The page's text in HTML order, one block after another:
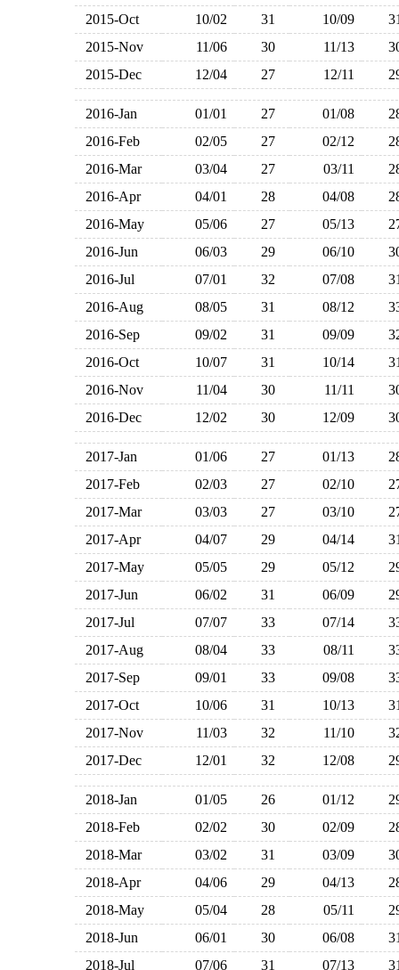
2015-Oct
10/02 31 10/09
2015-Nov
11/06 30 11/13
2015-Dec
12/04 27 12/11
2016-Jan 01/01 27 01/08
2016-Feb
02/05 27 02/12
2016-Mar
03/04 27 03/11
2016-Apr
04/01 28 04/08
2016-May
05/06 27 05/13
2016-Jun
06/03 29 06/10
2016-Jul
07/01 32 07/08
2016-Aug
08/05 31 08/12
2016-Sep
09/02 31 09/09
2016-Oct
10/07 31 10/14
2016-Nov
11/04 30 11/11
2016-Dec
12/02 30 12/09
2017-Jan 01/06 27 01/13
2017-Feb
02/03 27 02/10
2017-Mar
03/03 27 03/10
2017-Apr
04/07 29 04/14
2017-May
05/05 29 05/12
2017-Jun
06/02 31 06/09
2017-Jul
07/07 33 07/14
2017-Aug
08/04 33 08/11
2017-Sep
09/01 33 09/08
2017-Oct
10/06 31 10/13
2017-Nov
11/03 32 11/10
2017-Dec
12/01 32 12/08
2018-Jan 01/05 26 01/12
2018-Feb
02/02 30 02/09
2018-Mar
03/02 31 03/09
2018-Apr
04/06 29 04/13
2018-May
05/04 28 05/11
2018-Jun
06/01 30 06/08
2018-Jul
07/06 31 07/13